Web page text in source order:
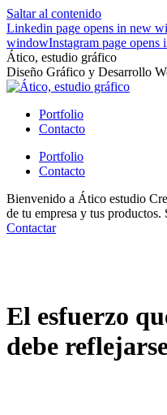
Saltar al contenido
Linkedin page opens in new
windowInstagram page
Ático, estudio gráfico
Diseño Gráfico y Desarrollo
Portfolio
Contacto
Portfolio
Contacto
Bienvenido a Ático estudio
de tu empresa y tus productos.
Contactar
El esfuerzo
debe